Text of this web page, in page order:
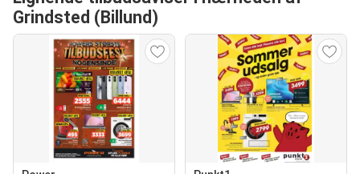
Grindsted (Billund)